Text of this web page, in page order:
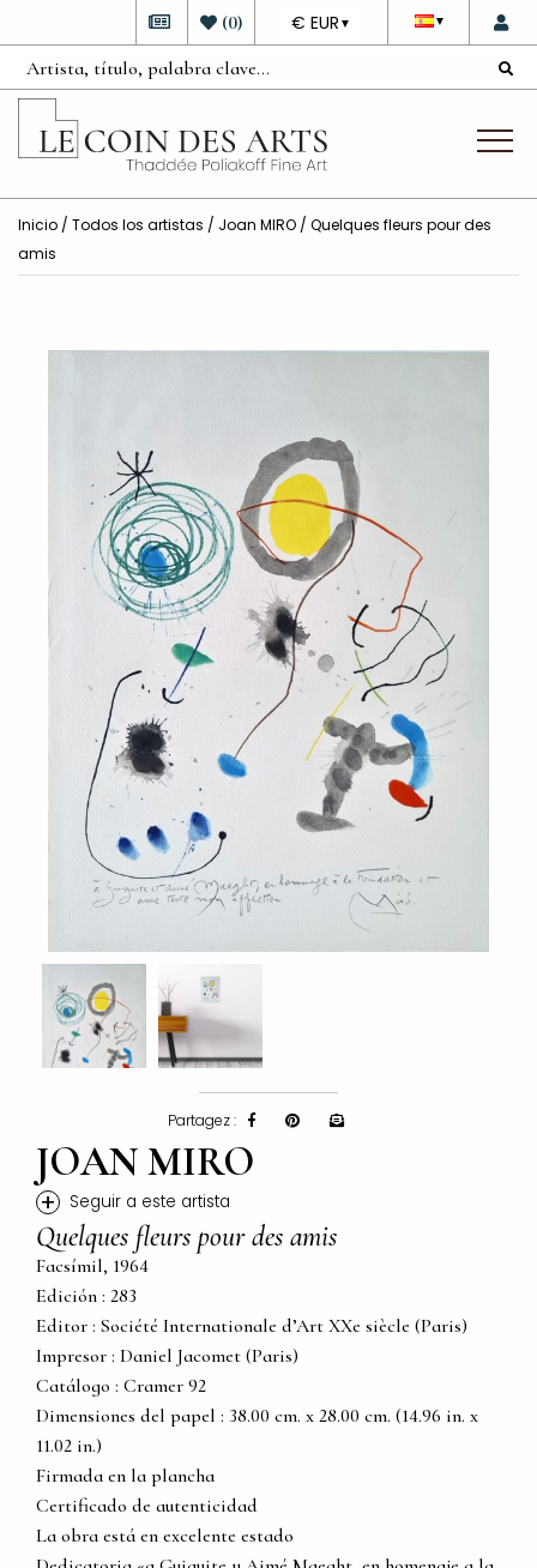
▼
DEVISE
€ EUR ▼
(0)
Inicio / Todos los artistas / Joan MIRO / Quelques fleurs pour des
amis
Partagez :
JOAN MIRO
+ Seguir a este artista
Quelques fleurs pour des amis
Facsímil, 1964
Edición : 283
Editor : Société Internationale d’Art XXe siècle (Paris)
Impresor : Daniel Jacomet (Paris)
Catálogo : Cramer 92
Dimensiones del papel : 38.00 cm. x 28.00 cm. (14.96 in. x
11.02 in.)
Firmada en la plancha
Certificado de autenticidad
La obra está en excelente estado